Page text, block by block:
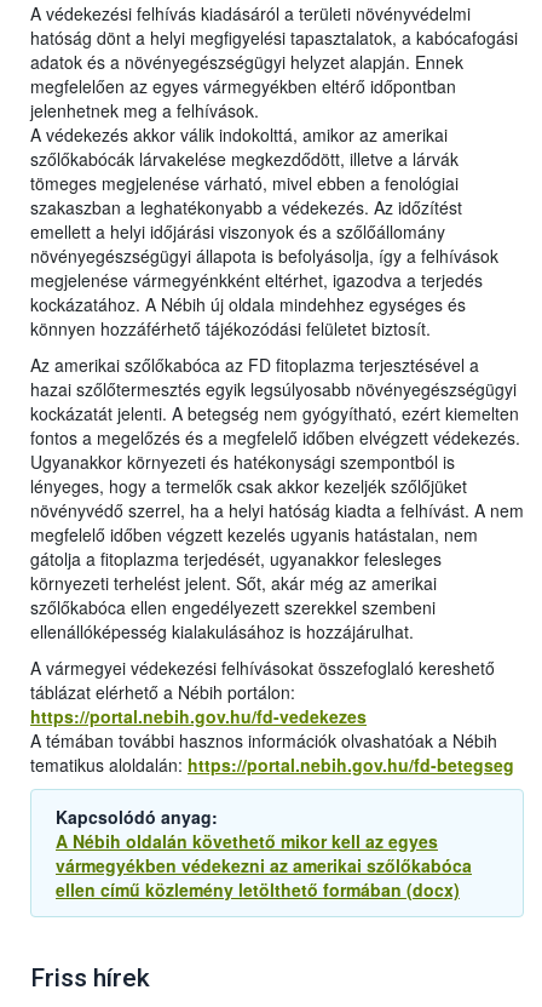
A védekezési felhívás kiadásáról a területi növényvédelmi
hatóság dönt a helyi megfigyelési tapasztalatok, a kabócafogási
adatok és a növényegészségügyi helyzet alapján. Ennek
megfelelően az egyes vármegyékben eltérő időpontban
jelenhetnek meg a felhívások.
A védekezés akkor válik indokolttá, amikor az amerikai
szőlőkabócák lárvakelése megkezdődött, illetve a lárvák
tömeges megjelenése várható, mivel ebben a fenológiai
szakaszban a leghatékonyabb a védekezés. Az időzítést
emellett a helyi időjárási viszonyok és a szőlőállomány
növényegészségügyi állapota is befolyásolja, így a felhívások
megjelenése vármegyénkként eltérhet, igazodva a terjedés
kockázatához. A Nébih új oldala mindehhez egységes és
könnyen hozzáférhető tájékozódási felületet biztosít.
Az amerikai szőlőkabóca az FD fitoplazma terjesztésével a
hazai szőlőtermesztés egyik legsúlyosabb növényegészségügyi
kockázatát jelenti. A betegség nem gyógyítható, ezért kiemelten
fontos a megelőzés és a megfelelő időben elvégzett védekezés.
Ugyanakkor környezeti és hatékonysági szempontból is
lényeges, hogy a termelők csak akkor kezeljék szőlőjüket
növényvédő szerrel, ha a helyi hatóság kiadta a felhívást. A nem
megfelelő időben végzett kezelés ugyanis hatástalan, nem
gátolja a fitoplazma terjedését, ugyanakkor felesleges
környezeti terhelést jelent. Sőt, akár még az amerikai
szőlőkabóca ellen engedélyezett szerekkel szembeni
ellenállóképesség kialakulásához is hozzájárulhat.
A vármegyei védekezési felhívásokat összefoglaló kereshető
táblázat elérhető a Nébih portálon:
https://portal.nebih.gov.hu/fd-vedekezes
A témában további hasznos információk olvashatóak a Nébih
tematikus aloldalán: https://portal.nebih.gov.hu/fd-betegseg
Kapcsolódó anyag:
A Nébih oldalán követhető mikor kell az egyes
vármegyékben védekezni az amerikai szőlőkabóca
ellen című közlemény letölthető formában (docx)
Friss hírek